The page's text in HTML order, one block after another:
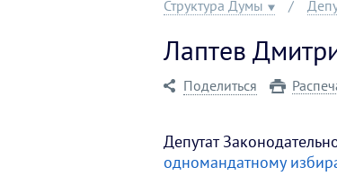
Структура Думы
Лаптев
Поделиться
Депутат
одномандатному